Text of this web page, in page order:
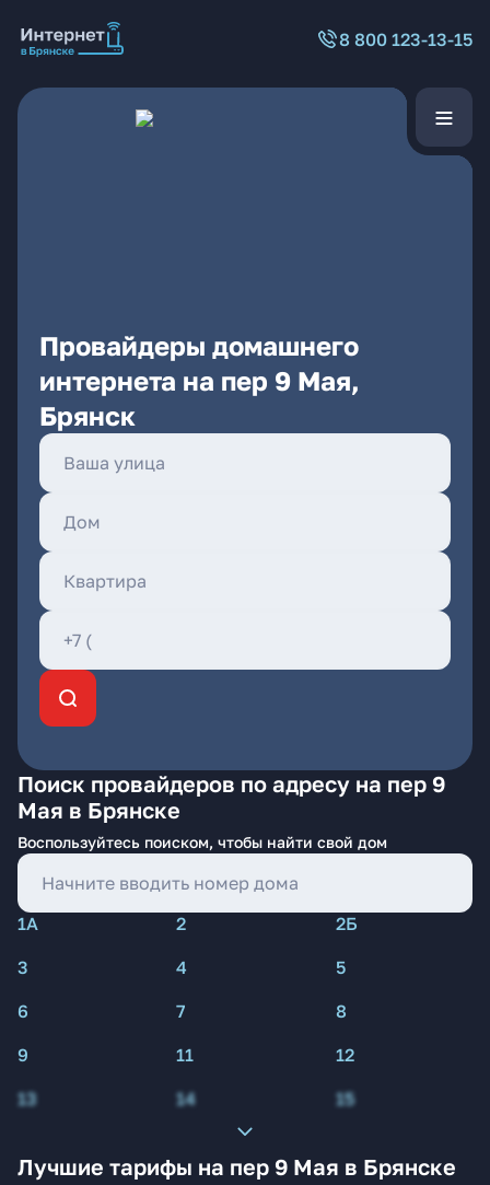
8 800 123-13-15
Провайдеры домашнего
интернета на пер 9 Мая,
Брянск
Поиск провайдеров по адресу на пер 9
Мая в Брянске
Воспользуйтесь поиском, чтобы найти свой дом
1А 2
2Б
3
4
5
6
7
8
9
11
12
13
14 15
Лучшие тарифы на пер 9 Мая в Брянске